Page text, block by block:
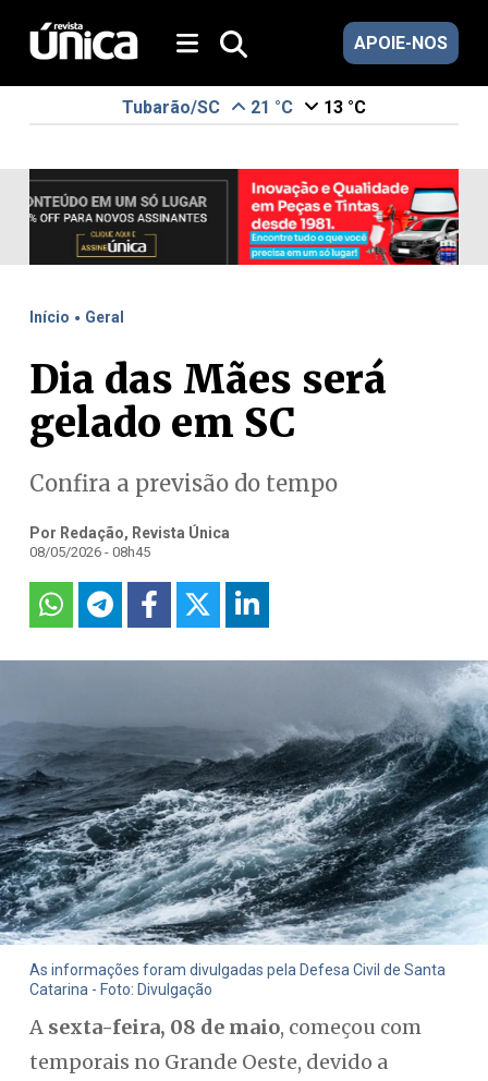
APOIE-NOS
Tubarão/SC 21 °C 13 °C
Início . Geral
Dia das Mães será
gelado em SC
Confira a previsão do tempo
Por Redação, Revista Única
08/05/2026 - 08h45
As informações foram divulgadas pela Defesa Civil de Santa
Catarina - Foto: Divulgação
A sexta-feira, 08 de maio, começou com
temporais no Grande Oeste, devido a